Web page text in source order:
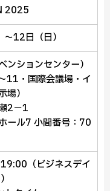
2025
12日（日）
ンションセンター）
11・国際会議場・イ
場）
2－1
ール7 小間番号：70
（ビジネスデイ